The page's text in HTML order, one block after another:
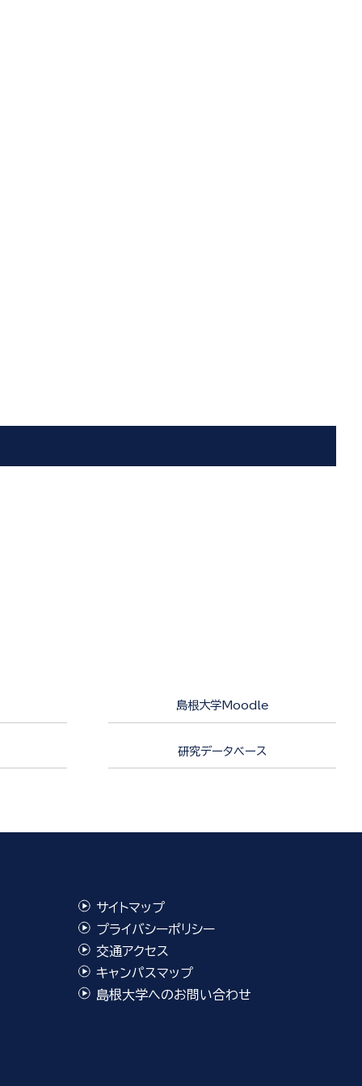
島根大学Moodle
研究データベース
サイトマップ
プライバシーポリシー
交通アクセス
キャンパスマップ
島根大学へのお問い合わせ